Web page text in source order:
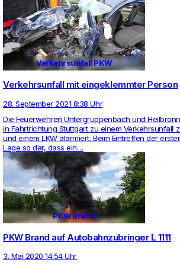
Verkehrsunfall PKW
Verkehrsunfall mit eingeklemmter Person
28. September 2021 8:38 Uhr
Die Feu­er­wehren Unter­grup­pen­bach und
in Fahrt­rich­tung Stutt­gart zu einem Ver­kehrs­un­fall
und einem LKW alar­miert. Beim Ein­treffen der
Lage so dar, dass ein…
PKW Brand
PKW Brand auf Autobahnzubringer L 1111
3. Mai 2020 14:54 Uhr